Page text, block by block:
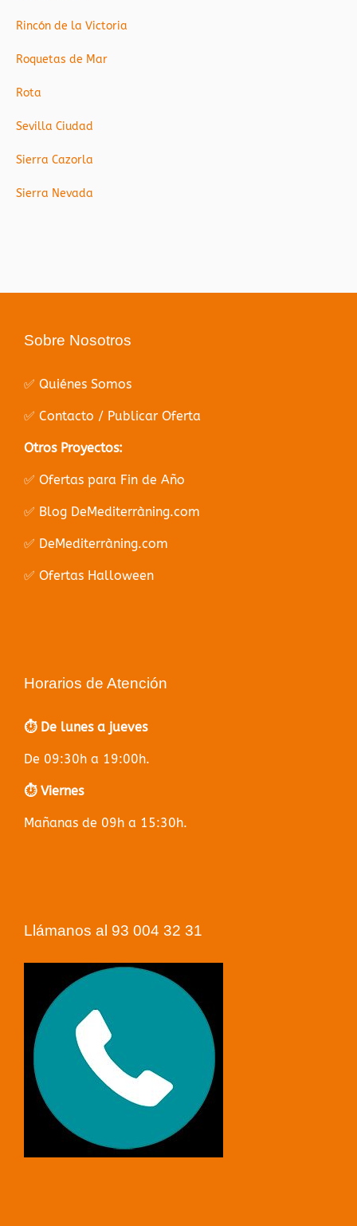
Rincón de la Victoria
Roquetas de Mar
Rota
Sevilla Ciudad
Sierra Cazorla
Sierra Nevada
Sobre Nosotros
✅ Quiénes Somos
✅ Contacto / Publicar Oferta
Otros Proyectos:
✅ Ofertas para Fin de Año
✅ Blog DeMediterràning.com
✅ DeMediterràning.com
✅ Ofertas Halloween
Horarios de Atención
⏱️ De lunes a jueves
De 09:30h a 19:00h.
⏱️ Viernes
Mañanas de 09h a 15:30h.
Llámanos al 93 004 32 31